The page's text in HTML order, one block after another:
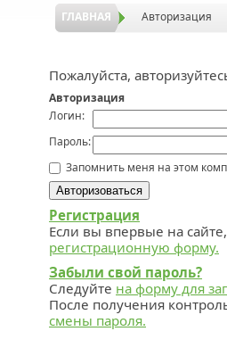
ГЛАВНАЯ Авторизация
Пожалуйста,
Авторизация
Логин:
Пароль:
Запомнить меня на этом
Регистрация
Если вы впервые на
регистрационную форму.
Забыли свой пароль?
Следуйте на форму для
После получения
смены пароля.